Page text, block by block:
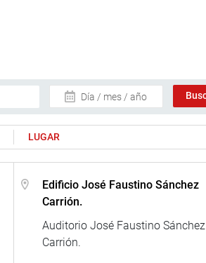
Día / mes / año
LUGAR
Edificio José Faustino Sánchez
Carrión.
Auditorio José Faustino Sánchez
Carrión.